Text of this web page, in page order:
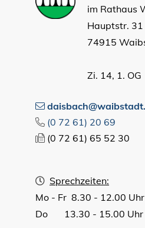
im Rathaus
Hauptstr. 31
74915
Zi. 14, 1. OG
(0 72 61) 20 69
(0 72 61) 65 52 30
Sprechzeiten:
Mo - Fr 8.30 - 12.00 Uhr
Do 13.30 - 15.00 Uhr